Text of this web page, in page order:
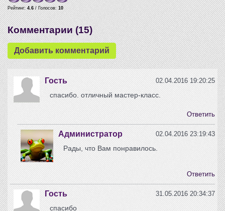
Рейтинг:4.6/ Голосов:10
Комментарии (15)
Гость 02.04.2016 19:20:25
спасибо. отличный мастер-класс.
Ответить
Администратор 02.04.2016 23:19:43
Рады, что Вам понравилось.
Ответить
Гость 31.05.2016 20:34:37
спасибо